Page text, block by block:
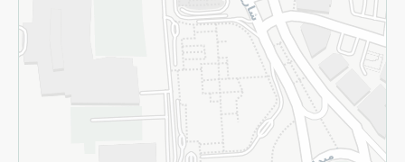
سياسة الخصوصية
قم بالتسجيل للنشرة